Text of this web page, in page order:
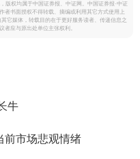
版权均属于中国证券报、中证网。中国证券报·中证
者书面授权不得转载、摘编或利用其它方式使用上
它媒体，转载目的在于更好服务读者、传递信息之
者应与原出处单位主张权利。
牛
前市场悲观情绪